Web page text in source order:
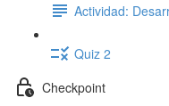
Actividad:
Quiz 2
Checkpoint